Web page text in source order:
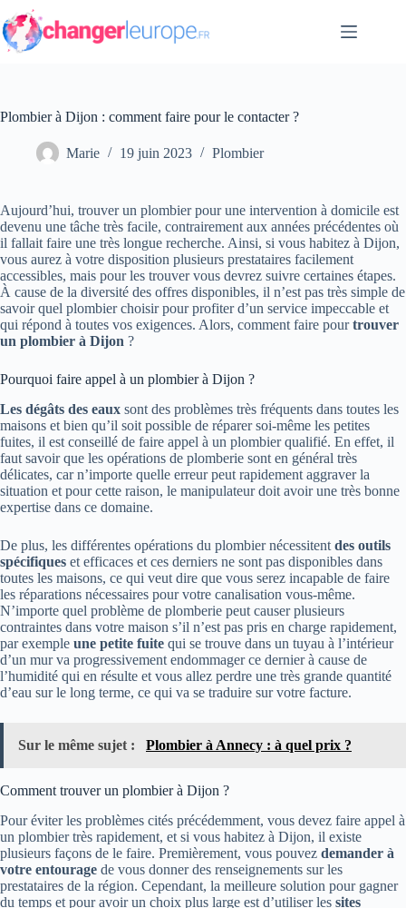
Passer
au
contenu
Plombier à Dijon : comment faire pour le contacter ?
Marie 19 juin 2023 Plombier
Aujourd’hui, trouver un plombier pour une intervention à domicile est
devenu une tâche très facile, contrairement aux années précédentes où
il fallait faire une très longue recherche. Ainsi, si vous habitez à Dijon,
vous aurez à votre disposition plusieurs prestataires facilement
accessibles, mais pour les trouver vous devrez suivre certaines étapes.
À cause de la diversité des offres disponibles, il n’est pas très simple de
savoir quel plombier choisir pour profiter d’un service impeccable et
qui répond à toutes vos exigences. Alors, comment faire pourtrouver
un plombier à Dijon ?
Pourquoi faire appel à un plombier à Dijon ?
Les dégâts des eaux sont des problèmes très fréquents dans toutes les
maisons et bien qu’il soit possible de réparer soi-même les petites
fuites, il est conseillé de faire appel à un plombier qualifié. En effet, il
faut savoir que les opérations de plomberie sont en général très
délicates, car n’importe quelle erreur peut rapidement aggraver la
situation et pour cette raison, le manipulateur doit avoir une très bonne
expertise dans ce domaine.
De plus, les différentes opérations du plombier nécessitent des outils
spécifiques et efficaces et ces derniers ne sont pas disponibles dans
toutes les maisons, ce qui veut dire que vous serez incapable de faire
les réparations nécessaires pour votre canalisation vous-même.
N’importe quel problème de plomberie peut causer plusieurs
contraintes dans votre maison s’il n’est pas pris en charge rapidement,
par exemple une petite fuite qui se trouve dans un tuyau à l’intérieur
d’un mur va progressivement endommager ce dernier à cause de
l’humidité qui en résulte et vous allez perdre une très grande quantité
d’eau sur le long terme, ce qui va se traduire sur votre facture.
Sur le même sujet : Plombier à Annecy : à quel prix ?
Comment trouver un plombier à Dijon ?
Pour éviter les problèmes cités précédemment, vous devez faire appel à
un plombier très rapidement, et si vous habitez à Dijon, il existe
plusieurs façons de le faire. Premièrement, vous pouvez demander à
votre entourage de vous donner des renseignements sur les
prestataires de la région. Cependant, la meilleure solution pour gagner
du temps et pour avoir un choix plus large est d’utiliser les sites